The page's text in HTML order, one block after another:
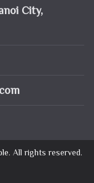
City,
. All rights reserved.